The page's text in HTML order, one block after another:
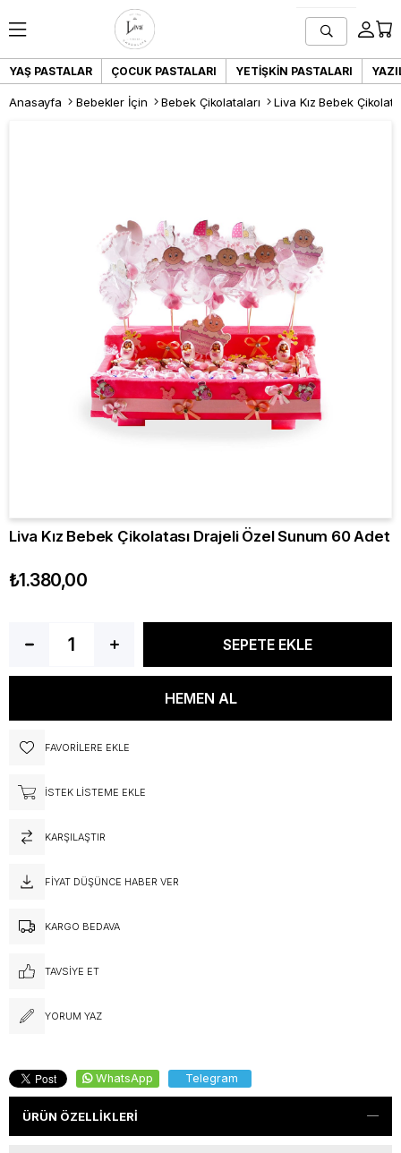
YAŞ PASTALAR ÇOCUK PASTALARI YETIŞKIN PASTALARI
Anasayfa Bebekler İçin Bebek Çikolataları Liva Kız Bebek
Liva Kız Bebek Çikolatası Drajeli Özel Sunum 60 Adet
₺1.380,00
FAVORILERE EKLE
İSTEK LISTEME EKLE
KARŞILAŞTIR
FIYAT DÜŞÜNCE HABER VER
KARGO BEDAVA
TAVSIYE ET
YORUM YAZ
WhatsApp Telegram
ÜRÜN ÖZELLIKLERI